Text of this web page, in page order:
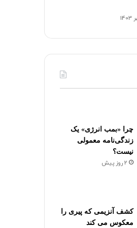
چرا «بمب انرژی» یک
زندگی‌نامه معمولی
نیست؟
2 روز پیش
کشف آنزیمی که پیری را
معکوس می کند